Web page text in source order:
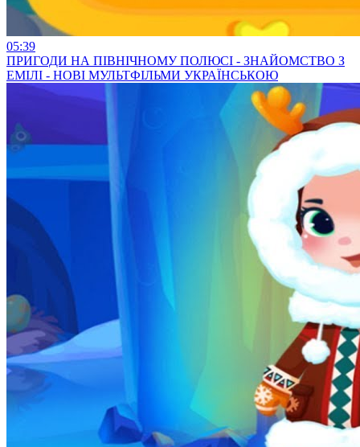
05:39
ПРИГОДИ НА ПІВНІЧНОМУ ПОЛЮСІ - ЗНАЙОМСТВО З
ЕМІЛІ - НОВІ МУЛЬТФІЛЬМИ УКРАЇНСЬКОЮ